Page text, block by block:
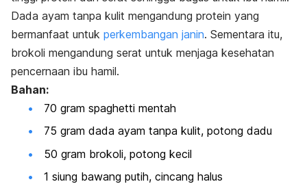
Dada ayam tanpa kulit mengandung protein yang
bermanfaat untuk perkembangan janin. Sementara itu,
brokoli mengandung serat untuk menjaga kesehatan
pencernaan ibu hamil.
Bahan:
70 gram spaghetti mentah
75 gram dada ayam tanpa kulit, potong dadu
50 gram brokoli, potong kecil
1 siung bawang putih, cincang halus